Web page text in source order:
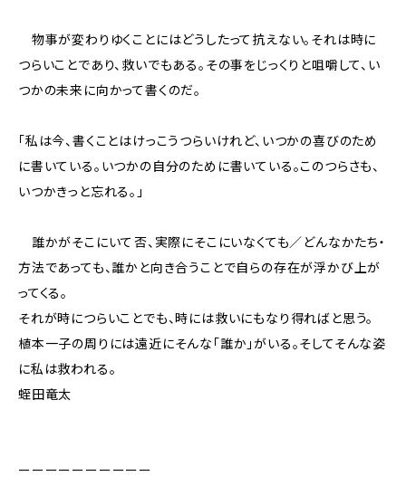
物事が変わりゆくことにはどうしたって抗えない。それは時に
つらいことであり、救いでもある。その事をじっくりと咀嚼して、い
つかの未来に向かって書くのだ。
「私は今、書くことはけっこうつらいけれど、いつかの喜びのため
に書いている。いつかの自分のために書いている。このつらさも、
いつかきっと忘れる。」
誰かがそこにいて――否、実際にそこにいなくても／どんなかたち・
方法であっても、誰かと向き合うことで自らの存在が浮かび上が
ってくる。
それが時につらいことでも、時には救いにもなり得ればと思う。
植本一子の周りには遠近にそんな「誰か」がいる。そしてそんな姿
に私は救われる。
蛭田竜太
ーーーーーーーーーー